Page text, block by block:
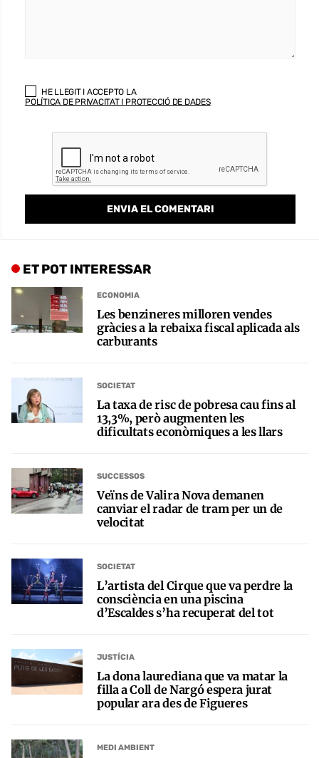
HE LLEGIT I ACCEPTO LA
POLÍTICA DE PRIVACITAT I PROTECCIÓ DE DADES
ET POT INTERESSAR
ECONOMIA
Les benzineres milloren vendes
gràcies a la rebaixa fiscal aplicada als
carburants
SOCIETAT
La taxa de risc de pobresa cau fins al
13,3%, però augmenten les
dificultats econòmiques a les llars
SUCCESSOS
Veïns de Valira Nova demanen
canviar el radar de tram per un de
velocitat
SOCIETAT
L’artista del Cirque que va perdre la
consciència en una piscina
d’Escaldes s’ha recuperat del tot
JUSTÍCIA
La dona laurediana que va matar la
filla a Coll de Nargó espera jurat
popular ara des de Figueres
MEDI AMBIENT